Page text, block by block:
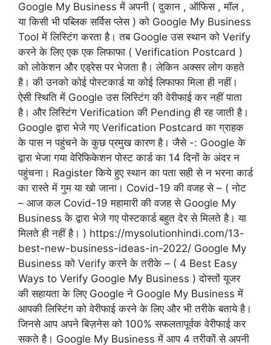
Google My Business में अपनी ( दुकान , ऑफिस , मॉल ,
या किसी भी पब्लिक सर्विस प्लेस ) को Google My Business
Tool में लिस्टिंग करता है। तब Google उस स्थान को Verify
करने के लिए एक एक लिफाफा ( Verification Postcard )
को लोकेशन और एड्रेस पर भेजता है। लेकिन अक्सर लोग कहते
है। की उनको कोई पोस्टकार्ड या कोई लिफाफा मिला ही नहीं।
ऐसी स्थिति में Google उस लिस्टिंग की वेरीफाई कर नहीं पाता
है। और लिस्टिंग Verification की Pending ही रह जाती है।
Google द्वारा भेजे गए Verification Postcard का ग्राहक
के पास न पहुंचने के कुछ प्रमुख कारण है। जैसे -: Google के
द्वारा भेजा गया वेरिफिकेशन पोस्ट कार्ड का 14 दिनों के अंदर न
पहुंचना। Ragister किये हुए स्थान का पता सही से न भरना कार्ड
का रास्ते में गुम या खो जाना। Covid-19 की वजह से – ( नोट
– आज कल Covid-19 महामारी की वजह से Google My
Business के द्वारा भेजे गए पोस्टकार्ड बहुत देर से मिलते है। या
मिलते ही नहीं है। ) https://mysolutionhindi.com/13-
best-new-business-ideas-in-2022/ Google My
Business को Verify करने के तरीके – ( 4 Best Easy
Ways to Verify Google My Business ) दोस्तों यूजर
की सहायता के लिए Google ने Google My Business में
आपकी लिस्टिंग को वेरीफाई करने के लिए और भी तरीके बताये है।
जिनसे आप अपने बिज़नेस को 100% सफलतापूर्वक वेरीफाई कर
सकते है। Google My Business में आप 4 तरीकों से अपनी